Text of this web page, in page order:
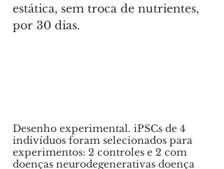
estática, sem troca de nutrientes,
por 30 dias.
Desenho experimental. iPSCs de 4
indivíduos foram selecionados para
experimentos: 2 controles e 2 com
doenças neurodegenerativas doença